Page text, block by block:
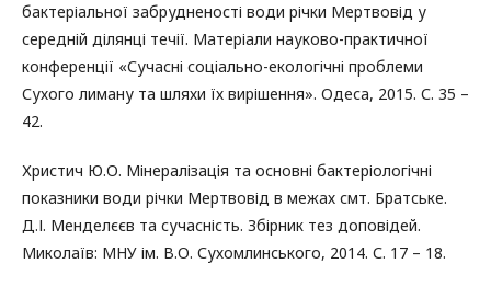
бактеріальної забрудненості води річки Мертвовід у
середній ділянці течії. Матеріали науково-практичної
конференції «Сучасні соціально-екологічні проблеми
Сухого лиману та шляхи їх вирішення». Одеса, 2015. С. 35 –
42.
Христич Ю.О. Мінералізація та основні бактеріологічні
показники води річки Мертвовід в межах смт. Братське.
Д.І. Менделєєв та сучасність. Збірник тез доповідей.
Миколаїв: МНУ ім. В.О. Сухомлинського, 2014. С. 17 – 18.